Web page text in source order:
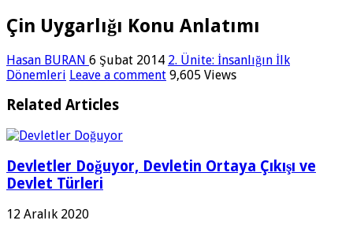
Çin Uygarlığı Konu Anlatımı
Hasan BURAN 6 Şubat 2014 2. Ünite: İnsanlığın İlk
Dönemleri Leave a comment 9,605 Views
Related Articles
Devletler Doğuyor, Devletin Ortaya Çıkışı ve
Devlet Türleri
12 Aralık 2020